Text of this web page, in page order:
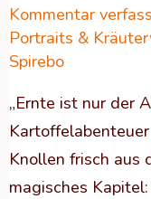
Kommentar
Portraits &
Spirebo
„Ernte ist nur der
Knollen frisch aus
magisches